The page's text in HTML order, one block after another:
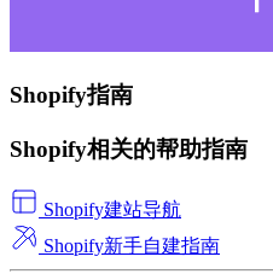
Shopify指南
Shopify相关的帮助指南
Shopify建站导航
Shopify新手自建指南